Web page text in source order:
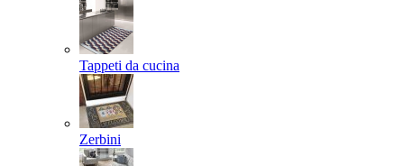
Tappeti da cucina
Zerbini